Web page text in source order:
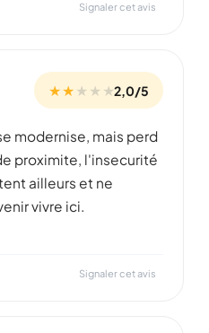
Signaler cet avis
★ ★★ ★ ★2,0/5
modernise, mais perd
proximite, l'insecurité
ailleurs et ne
vivre ici.
Signaler cet avis